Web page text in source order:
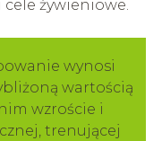
żywieniowe.
wynosi
wartością
wzroście i
trenującej